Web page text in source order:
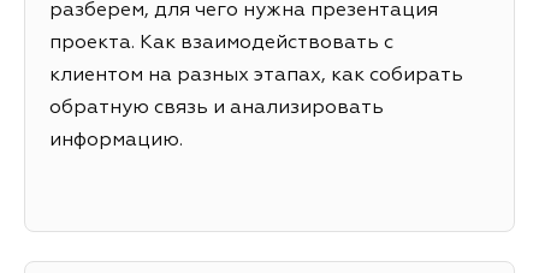
разберем, для чего нужна презентация
проекта. Как взаимодействовать с
клиентом на разных этапах, как собирать
обратную связь и анализировать
информацию.